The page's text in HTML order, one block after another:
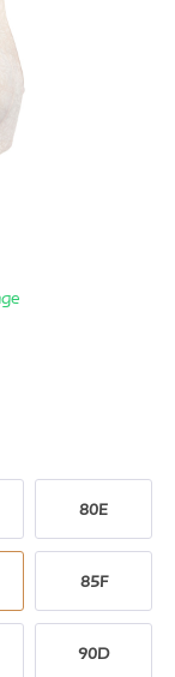
80E
85F
90D